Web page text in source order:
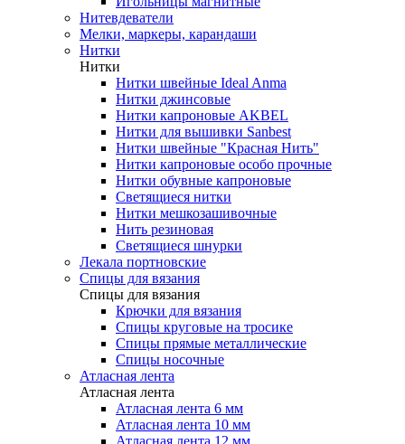
Нитевдеватели
Мелки, маркеры, карандаши
Нитки
Нитки
Нитки швейные Ideal Anma
Нитки джинсовые
Нитки капроновые AKBEL
Нитки для вышивки Sanbest
Нитки швейные "Красная Нить"
Нитки капроновые особо прочные
Нитки обувные капроновые
Светящиеся нитки
Нитки мешкозашивочные
Нить резиновая
Светящиеся шнурки
Лекала портновские
Спицы для вязания
Спицы для вязания
Крючки для вязания
Спицы круговые на тросике
Спицы прямые металлические
Спицы носочные
Атласная лента
Атласная лента
Атласная лента 6 мм
Атласная лента 10 мм
Атласная лента 12 мм